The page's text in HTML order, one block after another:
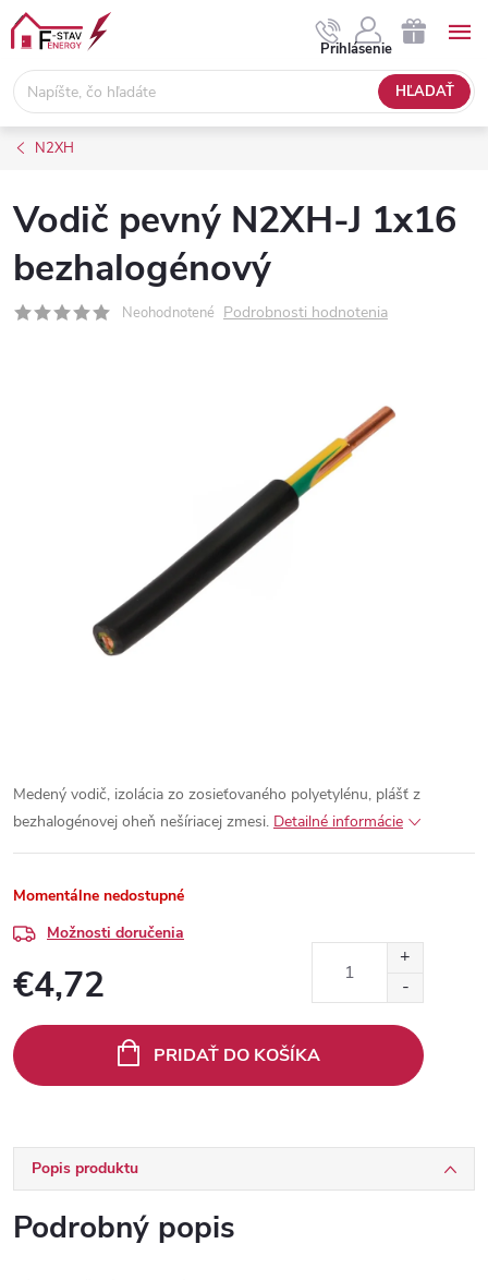
Prejsť
obsah
HĽADAŤ
Prihlásenie
NÁKUPNÝ
KOŠÍK
N2XH
Vodič pevný N2XH-J 1x16
bezhalogénový
Neohodnotené Podrobnosti hodnotenia
Medený vodič, izolácia zo zosieťovaného polyetylénu, plášť z
bezhalogénovej oheň nešíriacej zmesi. Detailné informácie
Momentálne nedostupné
Možnosti doručenia
€4,72
cena:
PRIDAŤ DO KOŠÍKA
Popis produktu
Podrobný popis